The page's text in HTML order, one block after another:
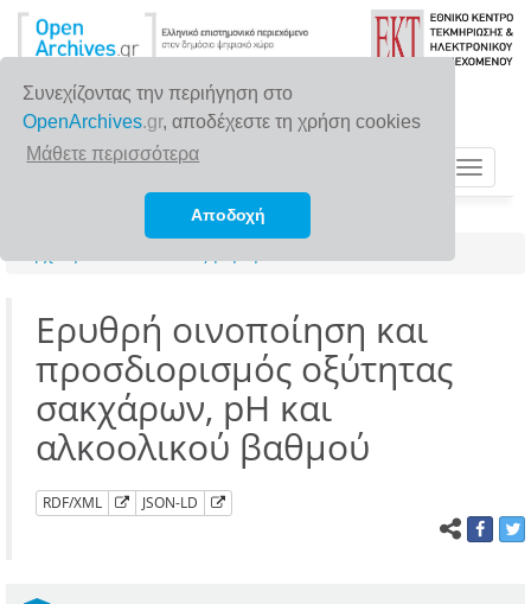
Συνεχίζοντας την περιήγηση στο
OpenArchives.gr, αποδέχεστε τη χρήση cookies
Μάθετε περισσότερα
Αποδοχή
Toggle
Ερυθρή οινοποίηση και
προσδιορισμός οξύτητας
σακχάρων, pH και
αλκοολικού βαθμού
RDF/XML JSON-LD